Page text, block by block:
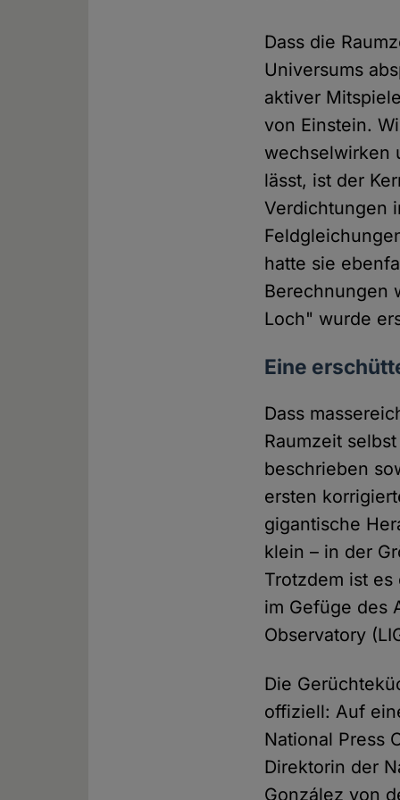
Dass die
Universums
aktiver
von Einstein.
wechselwirken
lässt, ist der
Verdichtungen
hatte sie
Berechnungen
Loch" wurde
Eine
Dass
Raumzeit
beschrieben
ersten
gigantische
klein – in der
Trotzdem ist es
im Gefüge des
Observatory
Die
offiziell: Auf
National Press
Direktorin der
González von